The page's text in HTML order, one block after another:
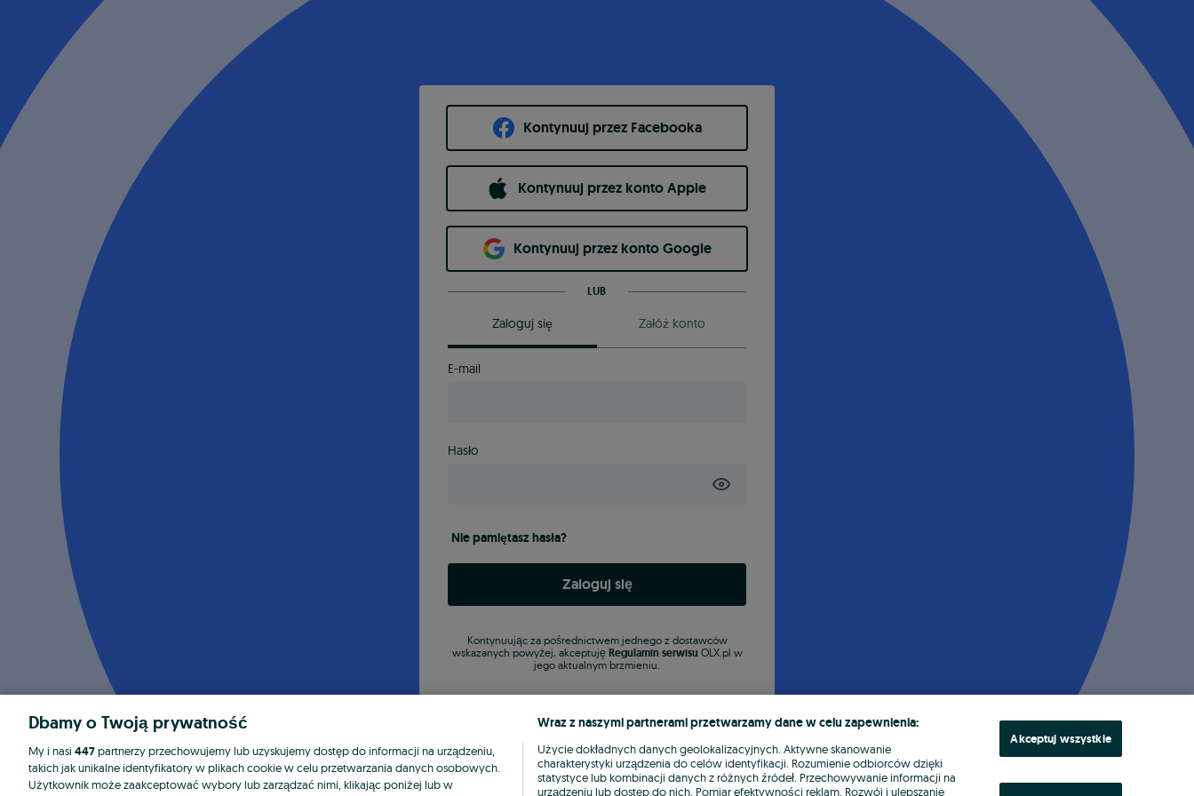
Kontynuuj przez Facebooka
Kontynuuj przez konto Apple
Kontynuuj przez konto Google
LUB
Zaloguj się Załóż konto
E-mail
Hasło
Nie pamiętasz hasła?
Zaloguj się
Kontynuując za pośrednictwem jednego z dostawców
wskazanych powyżej, akceptuję Regulamin serwisu OLX.pl w
jego aktualnym brzmieniu.
Dbamy o Twoją prywatność
My i nasi 447partnerzy przechowujemy lub uzyskujemy dostęp do informacji na urządzeniu,
takich jak unikalne identyfikatory w plikach cookie w celu przetwarzania danych osobowych.
Użytkownik może zaakceptować wybory lub zarządzać nimi, klikając poniżej lub w
Wraz z naszymi partnerami przetwarzamy dane w celu zapewnienia:
Użycie dokładnych danych geolokalizacyjnych. Aktywne skanowanie
charakterystyki urządzenia do celów identyfikacji. Rozumienie odbiorców dzięki
statystyce lub kombinacji danych z różnych źródeł. Przechowywanie informacji na
urządzeniu lub dostęp do nich. Pomiar efektywności reklam. Rozwój i ulepszanie
Akceptuj wszystkie